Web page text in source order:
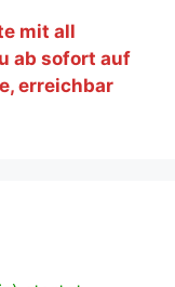
mit all
ab sofort auf
erreichbar